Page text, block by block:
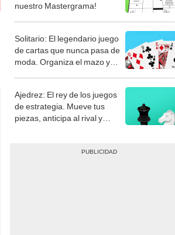
nuestro Mastergrama!
Solitario: El legendario juego
de cartas que nunca pasa de
moda. Organiza el mazo y
Ajedrez: El rey de los juegos
de estrategia. Mueve tus
piezas, anticipa al rival y